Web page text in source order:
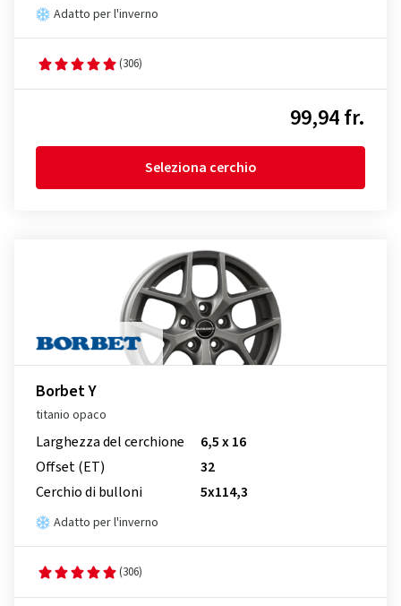
Adatto per l'inverno
(306)
99,94 fr.
Seleziona cerchio
Borbet Y
titanio opaco
Larghezza del cerchione
6,5 x 16
Offset (ET)
32
Cerchio di bulloni
5x114,3
Adatto per l'inverno
(306)